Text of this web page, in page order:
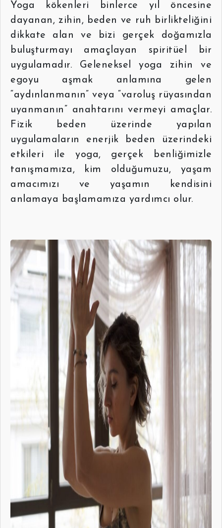
Yoga kökenleri binlerce yıl öncesine
dayanan, zihin, beden ve ruh birlikteliğini
dikkate alan ve bizi gerçek doğamızla
buluşturmayı amaçlayan spiritüel bir
uygulamadır. Geleneksel yoga zihin ve
egoyu aşmak anlamına gelen
“aydınlanmanın” veya “varoluş rüyasından
uyanmanın” anahtarını vermeyi amaçlar.
Fizik beden üzerinde yapılan
uygulamaların enerjik beden üzerindeki
etkileri ile yoga, gerçek benliğimizle
tanışmamıza, kim olduğumuzu, yaşam
amacımızı ve yaşamın kendisini
anlamaya başlamamıza yardımcı olur.